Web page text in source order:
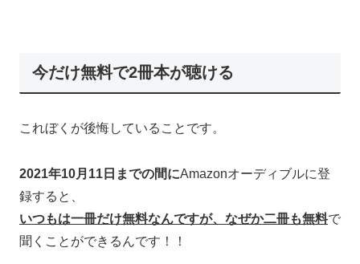
今だけ無料で2冊本が聴ける
これぼくが後悔していることです。
2021年10月11日までの間にAmazonオーディブルに登
録すると、
いつもは一冊だけ無料なんですが、なぜか二冊も無料で
聞くことができるんです！！